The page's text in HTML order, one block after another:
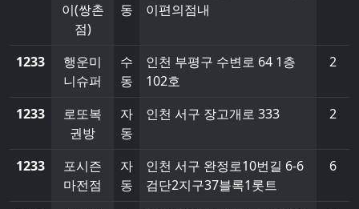
이(쌍촌
점)
동
이편의점내
1233
행운미
니슈퍼
수
동
인천 부평구 수변로 64 1층
102호
2
1233
로또복
권방
자
동
인천 서구 장고개로 333 2
1233
포시즌
마전점
자
동
인천 서구 완정로10번길 6-6
검단2지구37블록1롯트
6